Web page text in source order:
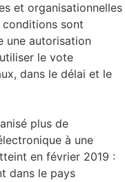
et organisationnelles
sont
une autorisation
le vote
dans le délai et le
plus de
à une
en février 2019 :
dans le pays